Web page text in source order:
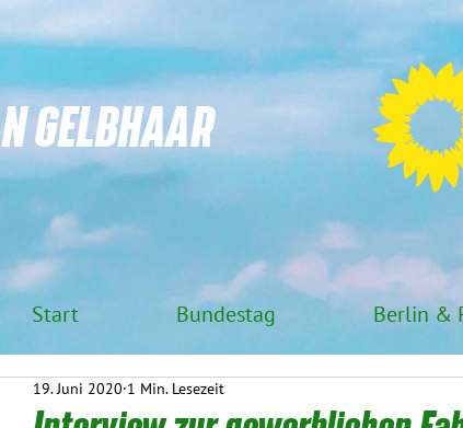
GELBHAAR
19. Juni 2020 1 Min. Lesezeit
Start Bundestag Berlin &